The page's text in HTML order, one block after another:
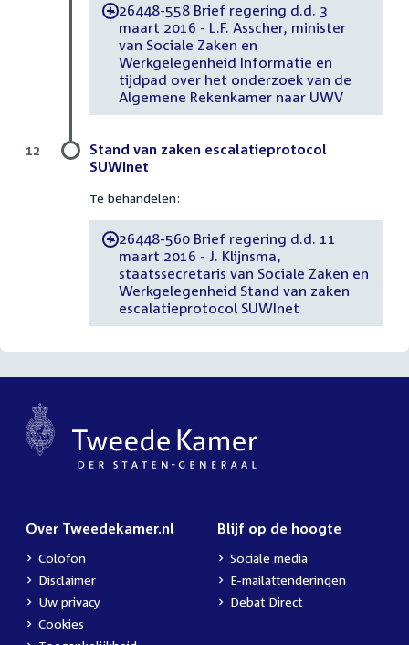
-26448-558 Brief regering d.d. 3
maart 2016 - L.F. Asscher, minister
van Sociale Zaken en
Werkgelegenheid Informatie en
tijdpad over het onderzoek van de
Algemene Rekenkamer naar UWV
Stand van zaken escalatieprotocol
SUWInet
Te behandelen:
-26448-560 Brief regering d.d. 11
maart 2016 - J. Klijnsma,
staatssecretaris van Sociale Zaken en
Werkgelegenheid Stand van zaken
escalatieprotocol SUWInet
12
Over Tweedekamer.nl
Colofon
Disclaimer
Uw privacy
Cookies
Blijf op de hoogte
Sociale media
E-mailattenderingen
Debat Direct